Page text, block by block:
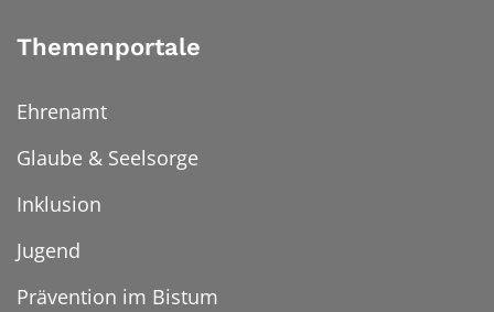
Themenportale
Ehrenamt
Glaube & Seelsorge
Inklusion
Jugend
Prävention im Bistum